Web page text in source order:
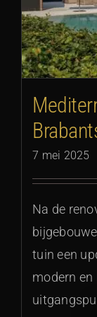
7 mei 2025
Na de
tuin een
modern